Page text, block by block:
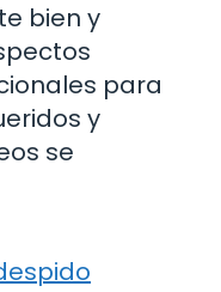
bien y
para
y
se